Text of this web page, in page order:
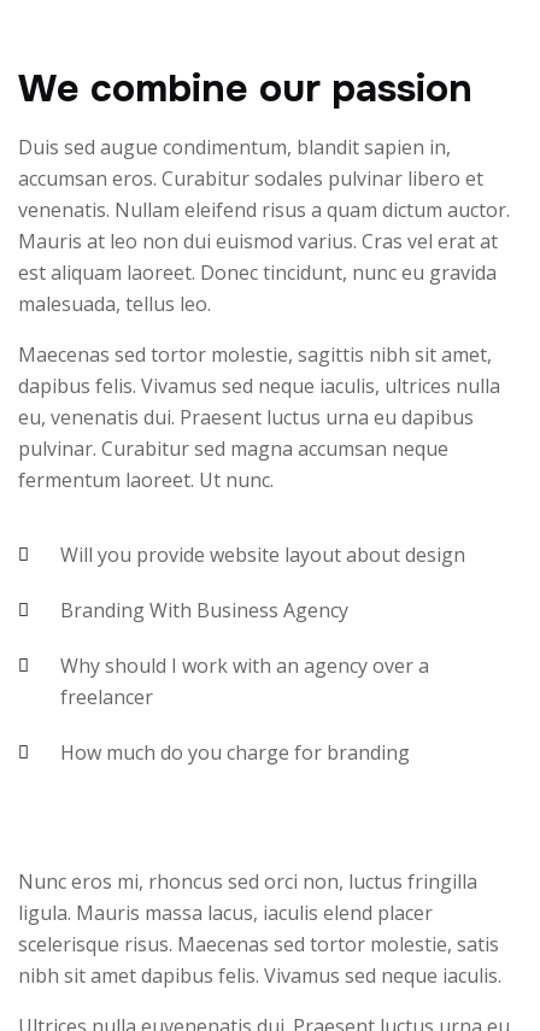
We combine our passion
Duis sed augue condimentum, blandit sapien in,
accumsan eros. Curabitur sodales pulvinar libero et
venenatis. Nullam eleifend risus a quam dictum auctor.
Mauris at leo non dui euismod varius. Cras vel erat at
est aliquam laoreet. Donec tincidunt, nunc eu gravida
malesuada, tellus leo.
Maecenas sed tortor molestie, sagittis nibh sit amet,
dapibus felis. Vivamus sed neque iaculis, ultrices nulla
eu, venenatis dui. Praesent luctus urna eu dapibus
pulvinar. Curabitur sed magna accumsan neque
fermentum laoreet. Ut nunc.
Will you provide website layout about design
Branding With Business Agency
Why should I work with an agency over a
freelancer
How much do you charge for branding
Nunc eros mi, rhoncus sed orci non, luctus fringilla
ligula. Mauris massa lacus, iaculis elend placer
scelerisque risus. Maecenas sed tortor molestie, satis
nibh sit amet dapibus felis. Vivamus sed neque iaculis.